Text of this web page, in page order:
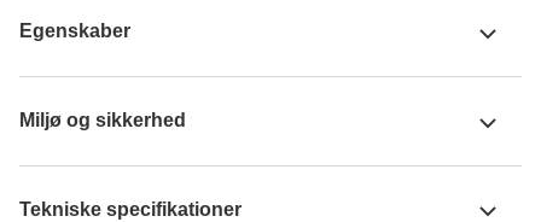
Egenskaber
Miljø og sikkerhed
Tekniske specifikationer